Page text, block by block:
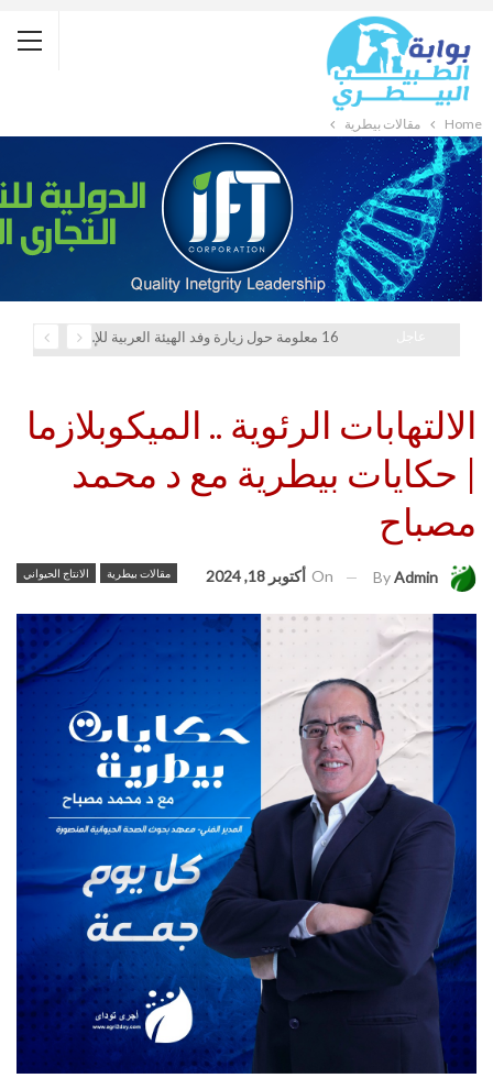
Home مقالات بيطرية
16 معلومة حول زيارة وفد الهيئة العربية للإستثمار والإنماء الزراعي إلي السعودية
الالتهابات الرئوية .. الميكوبلازما
| حكايات بيطرية مع د محمد
مصباح
مقالات بيطرية الانتاج الحيواني ByAdmin
On أكتوبر 18, 2024